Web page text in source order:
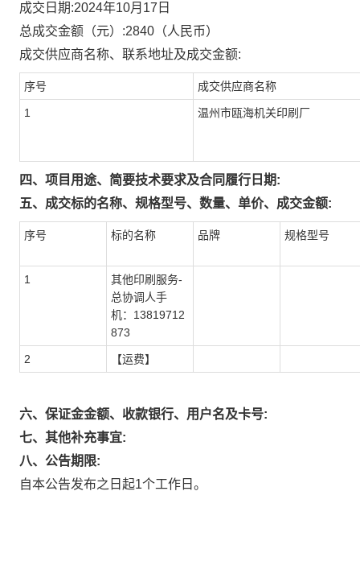
成交日期:2024年10月17日
总成交金额（元）:2840 （人民币）
成交供应商名称、联系地址及成交金额:
序号 成交供应商名称
1 温州市瓯海机关印刷厂
四、项目用途、简要技术要求及合同履行日期:
五、成交标的名称、规格型号、数量、单价、成交金额:
序号 标的名称 品牌 规格型号
1
其他印刷服务-
总协调人手
机：13819712
873
2 【运费】
六、保证金金额、收款银行、用户名及卡号:
七、其他补充事宜:
八、公告期限:
自本公告发布之日起1个工作日。